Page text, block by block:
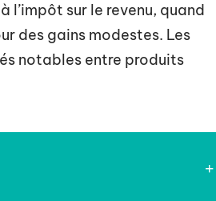
sur le revenu, quand
des gains modestes. Les
notables entre produits